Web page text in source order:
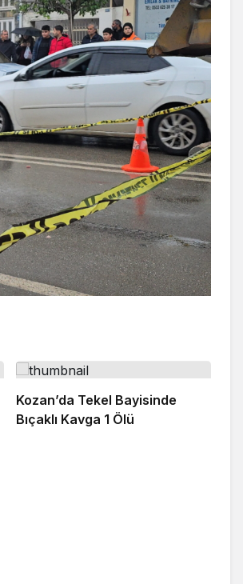
Kozan’da Tekel Bayisinde
Bıçaklı Kavga 1 Ölü